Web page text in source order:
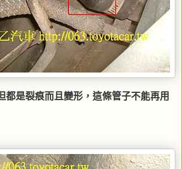
都是裂痕而且變形，這條管子不能再用